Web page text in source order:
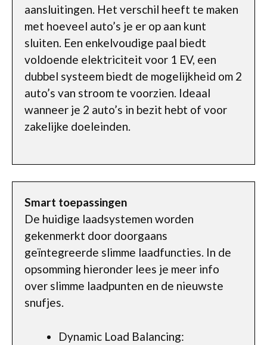
aansluitingen. Het verschil heeft te maken
met hoeveel auto’s je er op aan kunt
sluiten. Een enkelvoudige paal biedt
voldoende elektriciteit voor 1 EV, een
dubbel systeem biedt de mogelijkheid om 2
auto’s van stroom te voorzien. Ideaal
wanneer je 2 auto’s in bezit hebt of voor
zakelijke doeleinden.
Smart toepassingen
De huidige laadsystemen worden
gekenmerkt door doorgaans
geïntegreerde slimme laadfuncties. In de
opsomming hieronder lees je meer info
over slimme laadpunten en de nieuwste
snufjes.
Dynamic Load Balancing: